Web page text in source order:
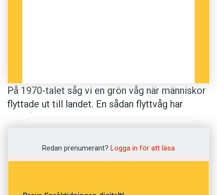
På 1970-talet såg vi en grön våg när människor
flyttade ut till landet. En sådan flyttvåg har
låga huspriser ute på landet. Men nu vänder
Redan prenumerant? Logga in för att läsa